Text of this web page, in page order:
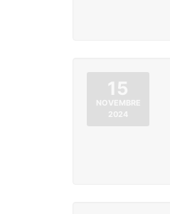
15
NOVEMBRE
2024